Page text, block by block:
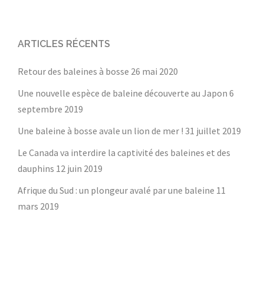
ARTICLES RÉCENTS
Retour des baleines à bosse 26 mai 2020
Une nouvelle espèce de baleine découverte au Japon 6
septembre 2019
Une baleine à bosse avale un lion de mer ! 31 juillet 2019
Le Canada va interdire la captivité des baleines et des
dauphins 12 juin 2019
Afrique du Sud : un plongeur avalé par une baleine 11
mars 2019